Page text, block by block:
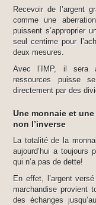
Recevoir de l’argent
comme une
puissent s’approprier
seul centime pour
deux mesures.
Avec l’IMP, il sera
ressources puisse
directement par des
Une monnaie et
non l’inverse
La totalité de la
aujourd’hui a toujours
qui n’a pas de dette!
En effet, l’argent
marchandise provient
des échanges